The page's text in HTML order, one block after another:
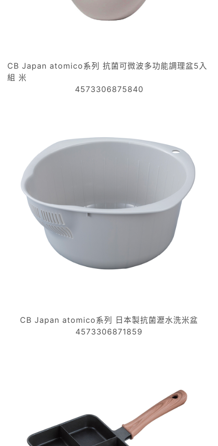
CB Japan atomico系列 抗菌可微波多功能調理盆5入
組 米
4573306875840
CB Japan atomico系列 日本製抗菌瀝水洗米盆
4573306871859